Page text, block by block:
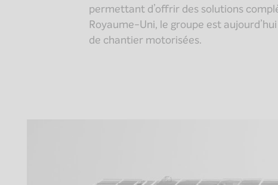
permettant d’offrir des solutions
Royaume-Uni, le groupe est
de chantier motorisées.